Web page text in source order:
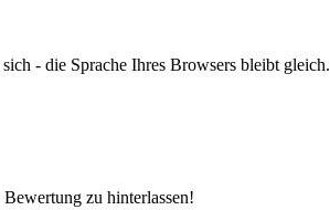
- die Sprache Ihres Browsers bleibt gleich.
zu hinterlassen!